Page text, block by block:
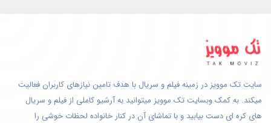
سایت تک موویز در زمینه فیلم و سریال با هدف تامین نیازهای کاربران فعالیت
میکند. به کمک وبسایت تک موویز میتوانید به آرشیو کاملی از فیلم و سریال
های کره ای دست بیابید و با تماشای آن در کنار خانواده لحظات خوشی را